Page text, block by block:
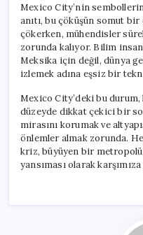
Mexico City’nin
anıtı, bu çöküşün somut
çökerken, mühendisler
zorunda kalıyor. Bilim
Meksika için değil, dünya
izlemek adına eşsiz bir
Mexico City’deki bu
düzeyde dikkat çekici bir
mirasını korumak ve
önlemler almak zorunda.
kriz, büyüyen bir
yansıması olarak karşımıza